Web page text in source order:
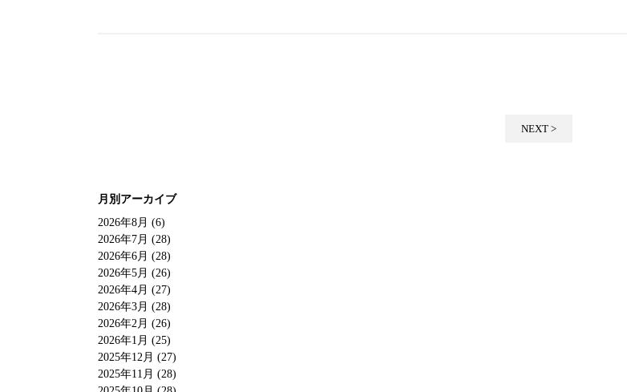
NEXT >
月別アーカイブ
2026年8月 (6)
2026年7月 (28)
2026年6月 (28)
2026年5月 (26)
2026年4月 (27)
2026年3月 (28)
2026年2月 (26)
2026年1月 (25)
2025年12月 (27)
2025年11月 (28)